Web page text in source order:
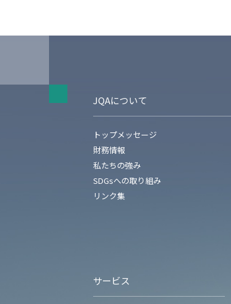
JQAについて
トップメッセージ
財務情報
私たちの強み
SDGsへの取り組み
リンク集
サービス